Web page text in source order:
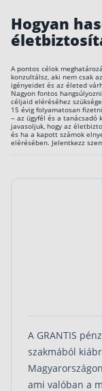
Hogyan
A pontos célok
konzultálsz, aki nem csak
igényeidet és az életed
Nagyon fontos
céljaid eléréséhez
15 évig folyamatosan
– az ügyfél és a tanácsadó
javasoljuk, hogy az
és ha a kapott számok
elérésében. Jelentkezz
A GRANTIS
szakmából
ami valóban a